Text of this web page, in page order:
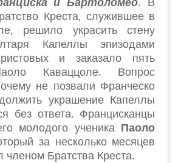
Креста, служившее в
решило украсить стену
Капеллы эпизодами
и заказало пять
Каваццоле. Вопрос
не позвали Франческо
украшение Капеллы
без ответа. Францисканцы
молодого ученика Паоло
за несколько месяцев
членом Братства Креста.